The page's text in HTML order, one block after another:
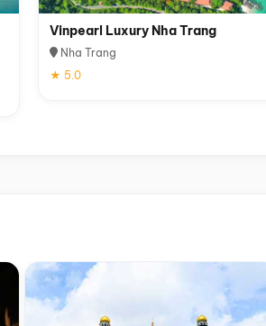
Vinpearl Luxury Nha Trang
Nha Trang
★ 5.0